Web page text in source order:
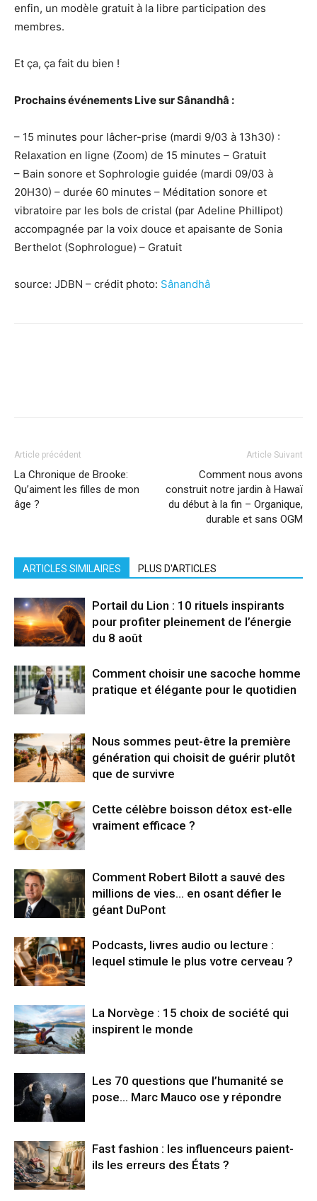
enfin, un modèle gratuit à la libre participation des
membres.
Et ça, ça fait du bien !
Prochains événements Live sur Sânandhâ :
– 15 minutes pour lâcher-prise (mardi 9/03 à 13h30) :
Relaxation en ligne (Zoom) de 15 minutes – Gratuit
– Bain sonore et Sophrologie guidée (mardi 09/03 à
20H30) – durée 60 minutes – Méditation sonore et
vibratoire par les bols de cristal (par Adeline Phillipot)
accompagnée par la voix douce et apaisante de Sonia
Berthelot (Sophrologue) – Gratuit
source: JDBN – crédit photo: Sânandhâ
Article précédent
La Chronique de Brooke:
Qu’aiment les filles de mon
âge ?
Article Suivant
Comment nous avons
construit notre jardin à Hawaï
du début à la fin – Organique,
durable et sans OGM
ARTICLES SIMILAIRES PLUS D'ARTICLES
Portail du Lion : 10 rituels inspirants
pour profiter pleinement de l’énergie
du 8 août
Comment choisir une sacoche homme
pratique et élégante pour le quotidien
Nous sommes peut-être la première
génération qui choisit de guérir plutôt
que de survivre
Cette célèbre boisson détox est-elle
vraiment efficace ?
Comment Robert Bilott a sauvé des
millions de vies… en osant défier le
géant DuPont
Podcasts, livres audio ou lecture :
lequel stimule le plus votre cerveau ?
La Norvège : 15 choix de société qui
inspirent le monde
Les 70 questions que l’humanité se
pose… Marc Mauco ose y répondre
Fast fashion : les influenceurs paient-
ils les erreurs des États ?